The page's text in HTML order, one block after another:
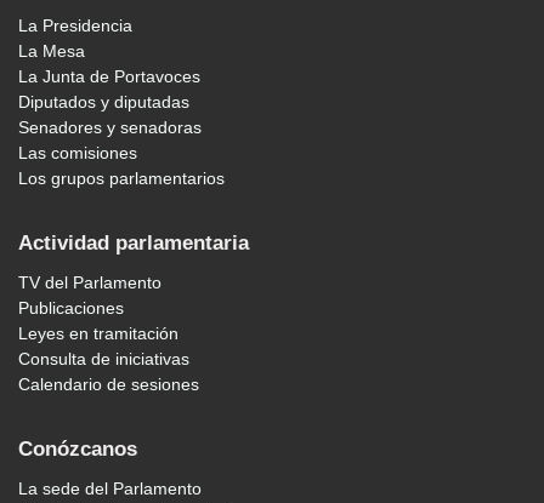
La Presidencia
La Mesa
La Junta de Portavoces
Diputados y diputadas
Senadores y senadoras
Las comisiones
Los grupos parlamentarios
Actividad parlamentaria
TV del Parlamento
Publicaciones
Leyes en tramitación
Consulta de iniciativas
Calendario de sesiones
Conózcanos
La sede del Parlamento